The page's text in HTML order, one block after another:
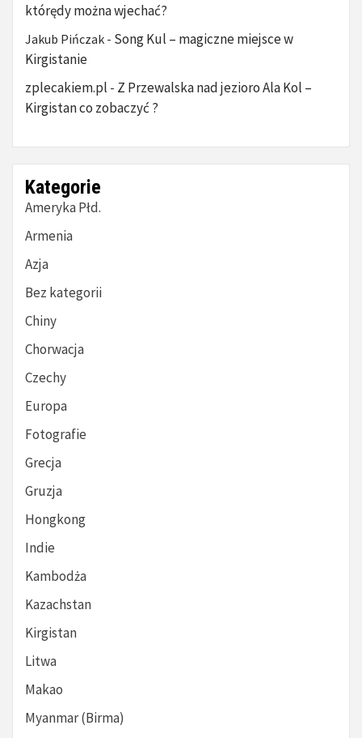
którędy można wjechać?
Jakub Pińczak - Song Kul – magiczne miejsce w
Kirgistanie
zplecakiem.pl - Z Przewalska nad jezioro Ala Kol –
Kirgistan co zobaczyć ?
Kategorie
Ameryka Płd.
Armenia
Azja
Bez kategorii
Chiny
Chorwacja
Czechy
Europa
Fotografie
Grecja
Gruzja
Hongkong
Indie
Kambodża
Kazachstan
Kirgistan
Litwa
Makao
Myanmar (Birma)